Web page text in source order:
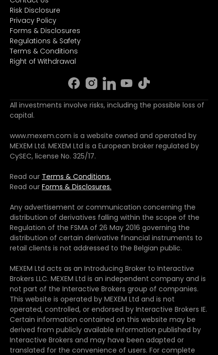
Risk Disclosure
Privacy Policy
Forms & Disclosures
Regulations & Safety
Terms & Conditions
Right of Withdrawal
All investments involve risks, including the possible loss of
capital.
www.mexem.com is a website owned and operated by
MEXEM Ltd. MEXEM Ltd is a European broker regulated by
CySEC, license No. 325/17.
Read our Terms & Conditions.
Read our Forms & Disclosures.
Any advertisement or communication concerning the
distribution of derivatives falling within the scope of the
Regulation of the FSMA of 26 May 2016 governing the
distribution of certain derivative financial instruments to
retail clients is not addressed to the Belgian public.
MEXEM Ltd acts as an Introducing Broker to Interactive
Brokers LLC. MEXEM Ltd is an independent company and is
not part of the Interactive Brokers group of companies.
This website is operated by MEXEM Ltd and is not
operated, controlled, or endorsed by Interactive Brokers IE.
Certain information contained on this website may be
derived from publicly available information published by
Interactive Brokers and may have been adapted or
translated for the convenience of users. For complete